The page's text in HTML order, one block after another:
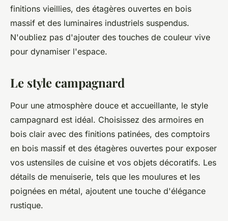
finitions vieillies, des étagères ouvertes en bois
massif et des luminaires industriels suspendus.
N'oubliez pas d'ajouter des touches de couleur vive
pour dynamiser l'espace.
Le style campagnard
Pour une atmosphère douce et accueillante, le style
campagnard est idéal. Choisissez des armoires en
bois clair avec des finitions patinées, des comptoirs
en bois massif et des étagères ouvertes pour exposer
vos ustensiles de cuisine et vos objets décoratifs. Les
détails de menuiserie, tels que les moulures et les
poignées en métal, ajoutent une touche d'élégance
rustique.